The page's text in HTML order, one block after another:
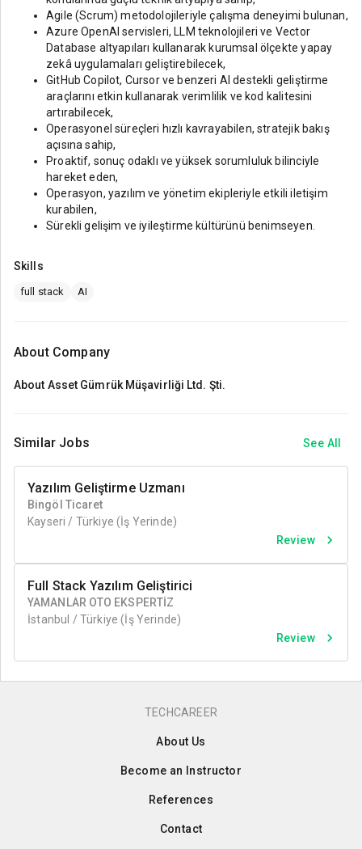
Agile (Scrum) metodolojileriyle çalışma deneyimi bulunan,
Azure OpenAI servisleri, LLM teknolojileri ve Vector
Database altyapıları kullanarak kurumsal ölçekte yapay
zekâ uygulamaları geliştirebilecek,
GitHub Copilot, Cursor ve benzeri AI destekli geliştirme
araçlarını etkin kullanarak verimlilik ve kod kalitesini
artırabilecek,
Operasyonel süreçleri hızlı kavrayabilen, stratejik bakış
açısına sahip,
Proaktif, sonuç odaklı ve yüksek sorumluluk bilinciyle
hareket eden,
Operasyon, yazılım ve yönetim ekipleriyle etkili iletişim
kurabilen,
Sürekli gelişim ve iyileştirme kültürünü benimseyen.
Skills
full stack AI
About Company
About Asset Gümrük Müşavirliği Ltd. Şti.
Similar Jobs See All
Yazılım Geliştirme Uzmanı
Bingöl Ticaret
Kayseri / Türkiye(İş Yerinde)
Review
Full Stack Yazılım Geliştirici
YAMANLAR OTO EKSPERTİZ
İstanbul / Türkiye(İş Yerinde)
Review
TECHCAREER
About Us
Become an Instructor
References
Contact